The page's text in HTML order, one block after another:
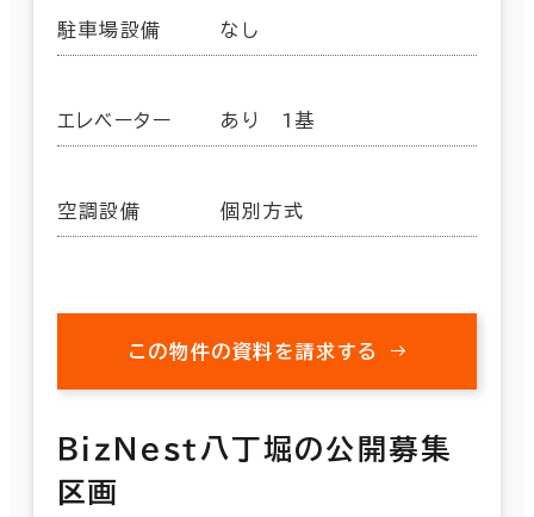
駐車場設備 なし
エレベーター あり 1基
空調設備 個別方式
この物件の資料を請求する
ＢｉｚＮｅｓｔ八丁堀の公開募集
区画